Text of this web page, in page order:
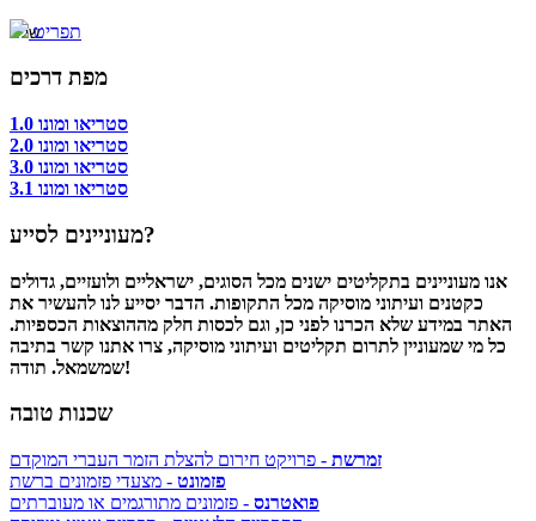
תפריט
מפת דרכים
סטריאו ומונו 1.0
סטריאו ומונו 2.0
סטריאו ומונו 3.0
סטריאו ומונו 3.1
מעוניינים לסייע?
אנו מעוניינים בתקליטים ישנים מכל הסוגים, ישראליים ולועזיים, גדולים
כקטנים ועיתוני מוסיקה מכל התקופות. הדבר יסייע לנו להעשיר את
האתר במידע שלא הכרנו לפני כן, וגם לכסות חלק מההוצאות הכספיות.
כל מי שמעוניין לתרום תקליטים ועיתוני מוסיקה, צרו אתנו קשר בתיבה
שמשמאל. תודה!
שכנות טובה
זמרשת - פרויקט חירום להצלת הזמר העברי המוקדם
פזמונט - מצעדי פזמונים ברשת
פואטרנס - פזמונים מתורגמים או מעוברתים